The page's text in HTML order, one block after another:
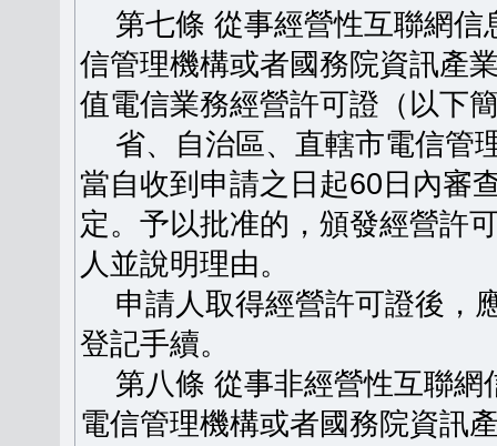
第七條 從事經營性互聯網信
信管理機構或者國務院資訊產
值電信業務經營許可證（以下
省、自治區、直轄市電信管
當自收到申請之日起60日內審
定。予以批准的，頒發經營許
人並說明理由。
申請人取得經營許可證後，
登記手續。
第八條 從事非經營性互聯網
電信管理機構或者國務院資訊